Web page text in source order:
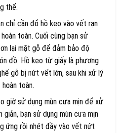
thể.
chỉ cần đổ hồ keo vào vết rạn
toàn. Cuối cùng bạn sử
lại mặt gỗ để đảm bảo độ
đồ. Hồ keo từ giấy là phương
gỗ bị nứt vết lớn, sau khi xử lý
toàn.
giờ sử dụng mùn cưa mịn để xử
bạn sử dụng mùn cưa mịn
ứng rồi nhét đầy vào vết nứt